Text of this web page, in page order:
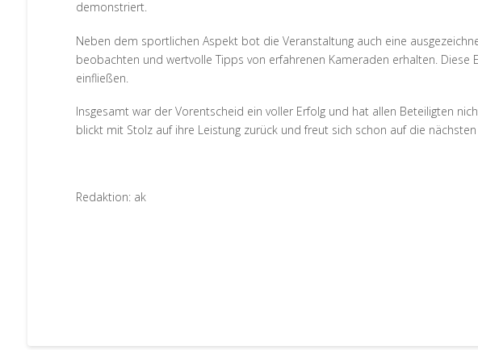
demonstriert.
Neben dem sportlichen Aspekt bot die Veranstaltung auch eine
beobachten und wertvolle Tipps von erfahrenen Kameraden erhalten.
einfließen.
Insgesamt war der Vorentscheid ein voller Erfolg und hat allen Beteiligten
blickt mit Stolz auf ihre Leistung zurück und freut sich schon auf die
Redaktion: ak